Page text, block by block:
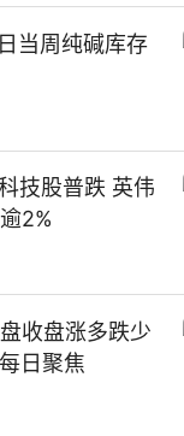
当周纯碱库存
技股普跌 英伟
2%
收盘涨多跌少
日聚焦